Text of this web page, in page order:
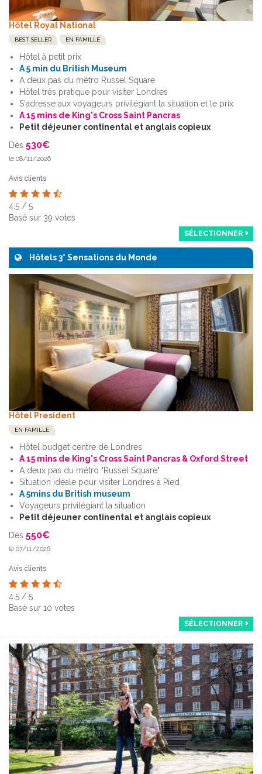
Hôtel Royal National
BEST SELLER EN FAMILLE
Hôtel à petit prix
A 5 min du British Museum
A deux pas du métro Russel Square
Hôtel très pratique pour visiter Londres
S'adresse aux voyageurs privilégiant la situation et le prix
A 15 mins de King's Cross Saint Pancras
Petit déjeuner continental et anglais copieux
Dès 530€
le 08/11/2026
Avis clients
4.5 / 5
Basé sur 39 votes
SÉLECTIONNER
Hôtels 3* Sensations du Monde
Hôtel President
EN FAMILLE
Hôtel budget centre de Londres
A 15 mins de King's Cross Saint Pancras & Oxford Street
A deux pas du métro "Russel Square"
Situation idéale pour visiter Londres à Pied
A 5mins du British museum
Voyageurs privilégiant la situation
Petit déjeuner continental et anglais copieux
Dès 550€
le 07/11/2026
Avis clients
4.5 / 5
Basé sur 10 votes
SÉLECTIONNER